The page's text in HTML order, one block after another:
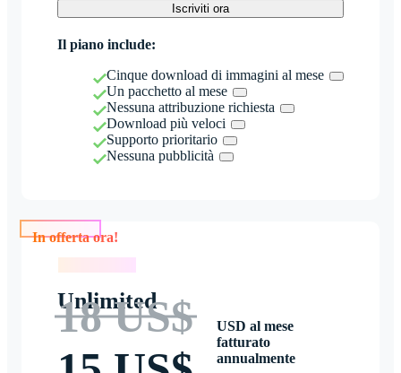
Iscriviti ora
Il piano include:
Cinque download di immagini al mese
Un pacchetto al mese
Nessuna attribuzione richiesta
Download più veloci
Supporto prioritario
Nessuna pubblicità
Unlimited
18 US$
USD al mese
fatturato
annualmente